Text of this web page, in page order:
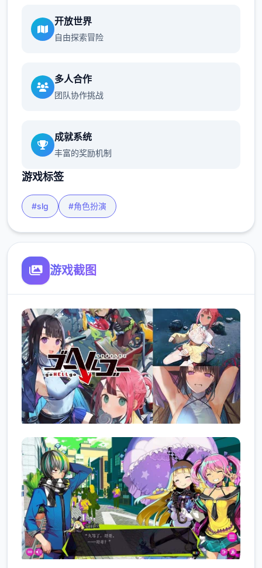
开放世界
自由探索冒险
多人合作
团队协作挑战
成就系统
丰富的奖励机制
游戏标签
#slg #角色扮演
游戏截图